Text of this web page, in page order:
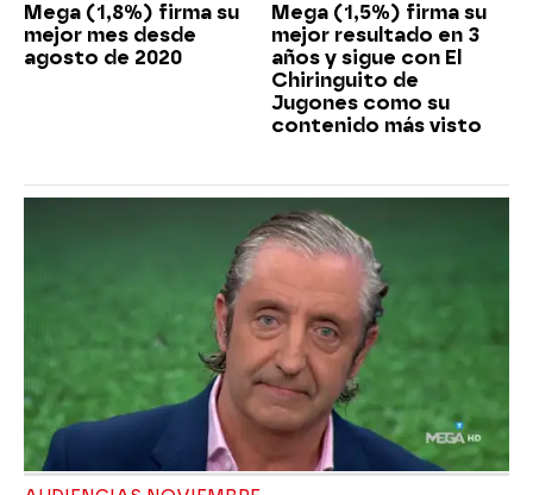
Mega (1,8%) firma su
mejor mes desde
agosto de 2020
Mega (1,5%) firma su
mejor resultado en 3
años y sigue con El
Chiringuito de
Jugones como su
contenido más visto